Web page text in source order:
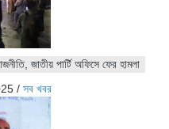
জাতীয় পার্টি অফিসে ফের হামলা
/ সব খবর